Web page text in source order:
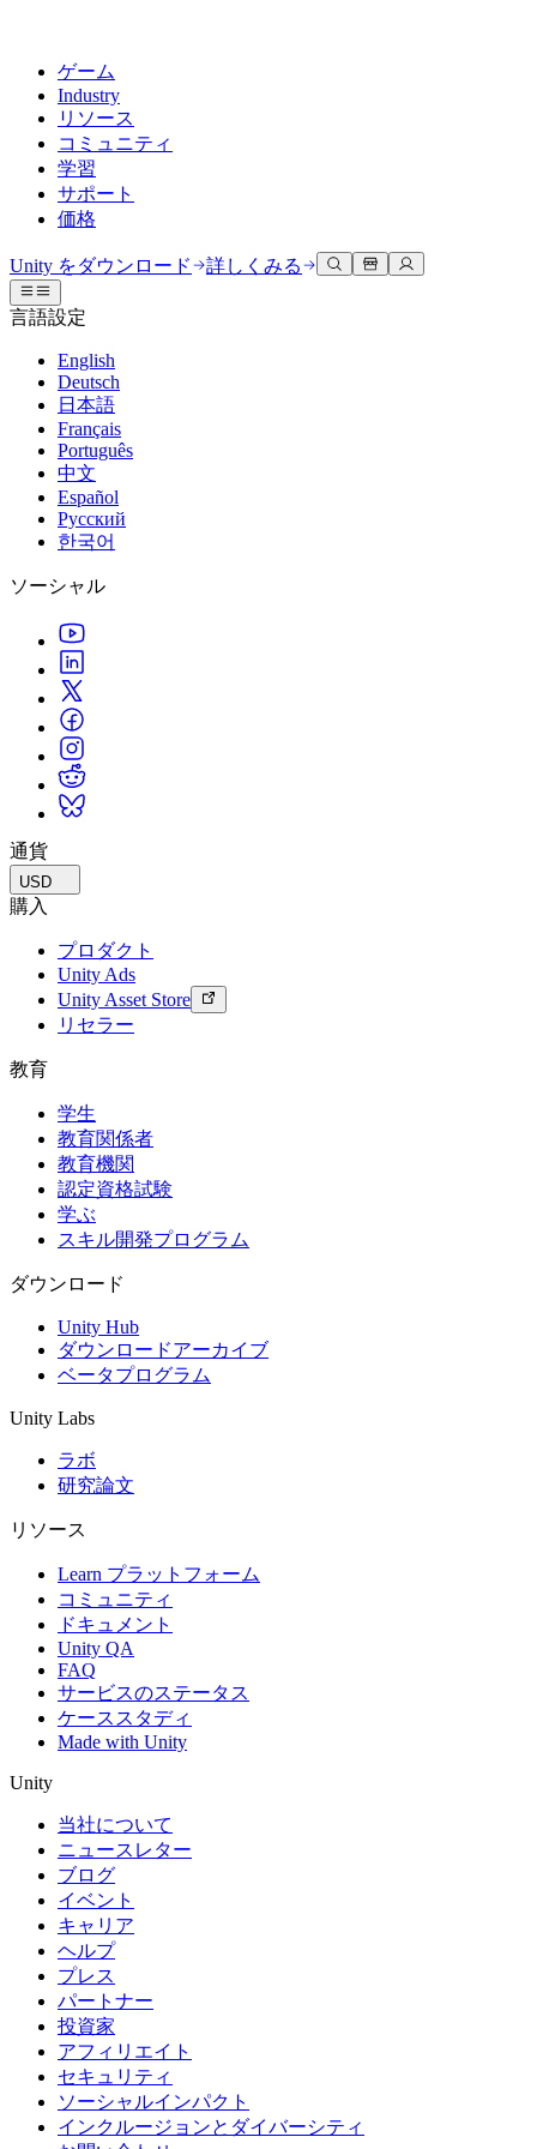
ゲーム
Industry
リソース
コミュニティ
学習
サポート
価格
Unityエンジン
任意のプラットフォーム向けに2Dおよび3Dゲームを構築
共同作業
チームでの共同作業と迅速なイテレーション
Unity をダウンロード
プランと価格
デプロイ
Unity がサポートする 25 以上のプラットフォームを見る
LiveOps
ローンチ後のインサイトとライブゲームオペレーション
成長
詳しく見る
発見され、モバイルユーザーを獲得する
ストアとD2C全体でIAPを管理
収益化
Unity で宣伝
Unity で収益化
活用事例
モバイルゲーム
Unity でモバイル向けヒット作を制作して成長させる
インディーゲーム
少人数のチームで大規模なゲームを開発する
XR ゲーム
XR ゲームを複数プラットフォーム向けにローンチする
マルチプレイヤーゲーム
マルチプレイヤーゲーム制作を簡素化
3Dコラボレーション
リアルタイムで3Dプロジェクトを構築およびレビューする
没入型トレーニング
没入型環境でのトレーニング
顧客体験
インタラクティブな3D体験を作成する
業界
運用の卓越性を達成する
小売
店内体験をオンライン体験に変換する
自動車
イノベーションと車内体験を促進する
すべての業界を見る
ドキュメント
公式ユーザーマニュアルとAPIリファレンス
開発者ツール
リリースバージョンと問題追跡
ロードマップ
今後の機能をレビューする
技術用語のライブラリ
ケーススタディ
実際の成功事例
ベストプラクティスガイド
専門家のヒントとコツ
デモ
デモ、サンプル、ビルディングブロック
すべてのリソース
新機能
ブログ
更新情報、情報、技術的ヒント
お知らせ
ニュース、ストーリー、プレスセンター
ディスカッション
議論、問題解決、つながる
イベント
グローバルおよびローカルイベント
コミュニティストーリー
Made with Unity
Unityクリエイターの紹介
ライブストリーム
Unity Awards
世界中のUnityクリエイターを祝う
Unity Learn
無料でUnityスキルをマスターする
プロフェッショナルトレーニング
Unityトレーナーでチームをレベルアップ
Unity初心者向け
スタートガイド
学習を開始しましょう
Unity は初めてですか？旅を始めましょう
ハウツーガイド
実用的なヒントとベストプラクティス
教育
学生向け
キャリアをスタートさせる
教育を大幅に強化
教育機関向けライセンス
認定教材
Unityのマスタリーを証明する
ヘルプを得る
Unityで成功するためのサポート
Success Plan
専門的なサポートで目標を早く達成する
FAQ
よくある質問への回答
お問い合わせ
Unity をダウンロード 詳しくみる
言語設定
English
Deutsch
日本語
Français
Português
中文
Español
Русский
한국어
ソーシャル
通貨
USD
購入
プロダクト
Unity Ads
Unity Asset Store
リセラー
教育
学生
教育関係者
教育機関
認定資格試験
学ぶ
スキル開発プログラム
ダウンロード
Unity Hub
ダウンロードアーカイブ
ベータプログラム
Unity Labs
ラボ
研究論文
リソース
Learn プラットフォーム
コミュニティ
ドキュメント
Unity QA
FAQ
サービスのステータス
ケーススタディ
Made with Unity
Unity
当社について
ニュースレター
ブログ
イベント
キャリア
ヘルプ
プレス
パートナー
投資家
アフィリエイト
セキュリティ
ソーシャルインパクト
インクルージョンとダイバーシティ